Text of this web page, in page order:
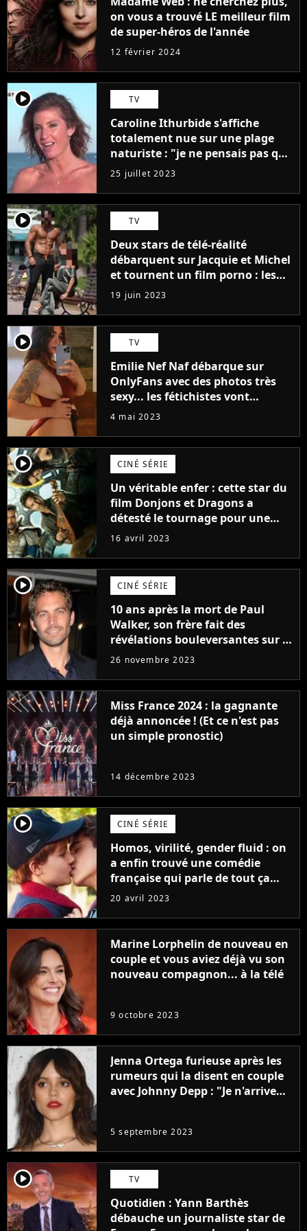
on vous a trouvé LE meilleur film
de super-héros de l'année
12 février 2024
player2 TV
Caroline Ithurbide s'affiche
totalement nue sur une plage
naturiste : "je ne pensais pas que
j'arriverais à le faire..."
25 juillet 2023
player2 TV
Deux stars de télé-réalité
débarquent sur Jacquie et Michel
et tournent un film porno : les
premières images du tournage
(exclu)
19 juin 2023
player2 TV
Emilie Nef Naf débarque sur
OnlyFans avec des photos très
sexy... les fétichistes vont
prendre leur pied !
4 mai 2023
player2 CINÉ SÉRIE
Un véritable enfer : cette star du
film Donjons et Dragons a
détesté le tournage pour une
raison très spéciale
16 avril 2023
player2 CINÉ SÉRIE
10 ans après la mort de Paul
Walker, son frère fait des
révélations bouleversantes sur la
réaction des acteurs de Fast and
26 novembre 2023
Miss France 2024 : la gagnante
déjà annoncée ! (Et ce n'est pas
un simple pronostic)
14 décembre 2023
player2 CINÉ SÉRIE
Homos, virilité, gender fluid : on
a enfin trouvé une comédie
française qui parle de tout ça
sans être super ringarde
20 avril 2023
Marine Lorphelin de nouveau en
couple et vous aviez déjà vu son
nouveau compagnon... à la télé
9 octobre 2023
Jenna Ortega furieuse après les
rumeurs qui la disent en couple
avec Johnny Depp : "Je n'arrive
5 septembre 2023
player2 TV
Quotidien : Yann Barthès
débauche un journaliste star de